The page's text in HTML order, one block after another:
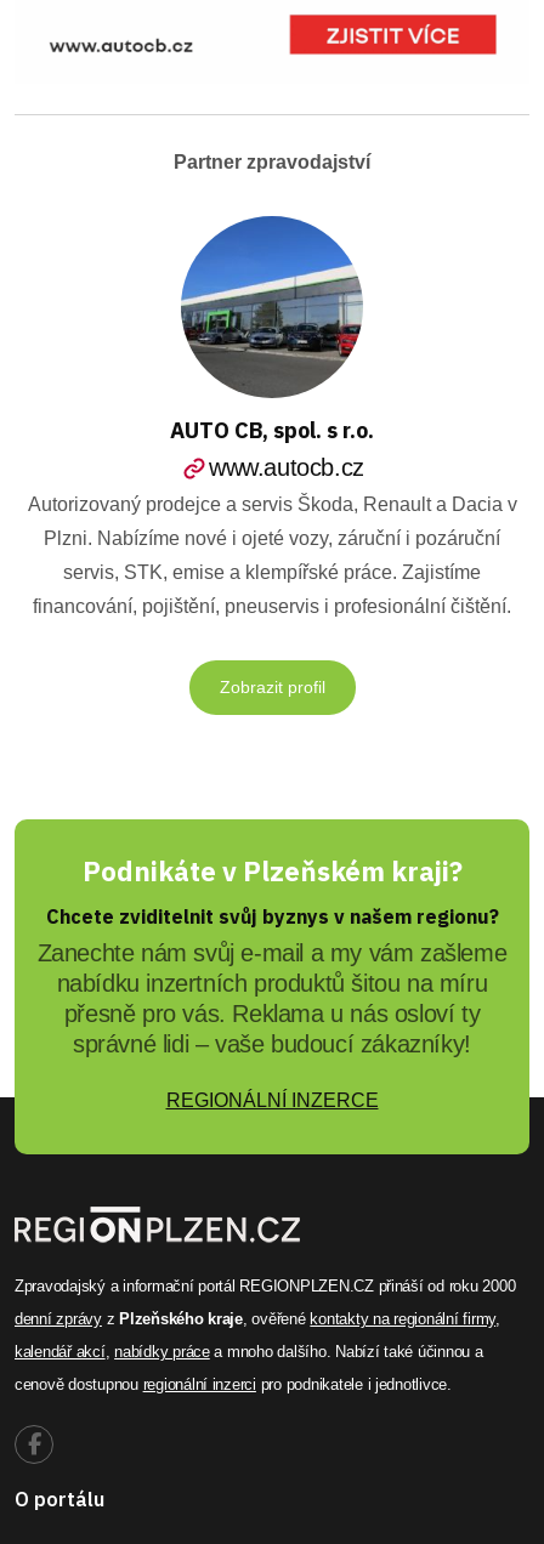
Partner zpravodajství
AUTO CB, spol. s r.o.
www.autocb.cz
Autorizovaný prodejce a servis Škoda, Renault a Dacia v
Plzni. Nabízíme nové i ojeté vozy, záruční i pozáruční
servis, STK, emise a klempířské práce. Zajistíme
financování, pojištění, pneuservis i profesionální čištění.
Zobrazit profil
Podnikáte v Plzeňském kraji?
Chcete zviditelnit svůj byznys v našem regionu?
Zanechte nám svůj e-mail a my vám zašleme
nabídku inzertních produktů šitou na míru
přesně pro vás. Reklama u nás osloví ty
správné lidi – vaše budoucí zákazníky!
REGIONÁLNÍ INZERCE
Zpravodajský a informační portál REGIONPLZEN.CZ přináší od roku 2000
denní zprávyz Plzeňského kraje, ověřené kontakty na regionální firmy,
kalendář akcí,nabídky prácea mnoho dalšího. Nabízí také účinnou a
cenově dostupnou regionální inzerci pro podnikatele i jednotlivce.
O portálu